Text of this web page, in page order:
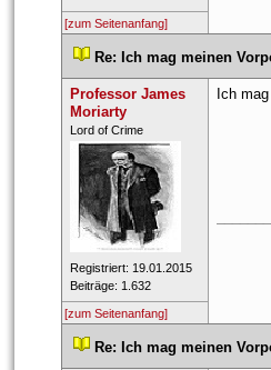
[zum Seitenanfang]
Re: Ich mag meinen
Professor James
Moriarty
​Lord of Crime
Registriert: 19.01.2015
Beiträge: 1.632
Ich
[zum Seitenanfang]
Re: Ich mag meinen